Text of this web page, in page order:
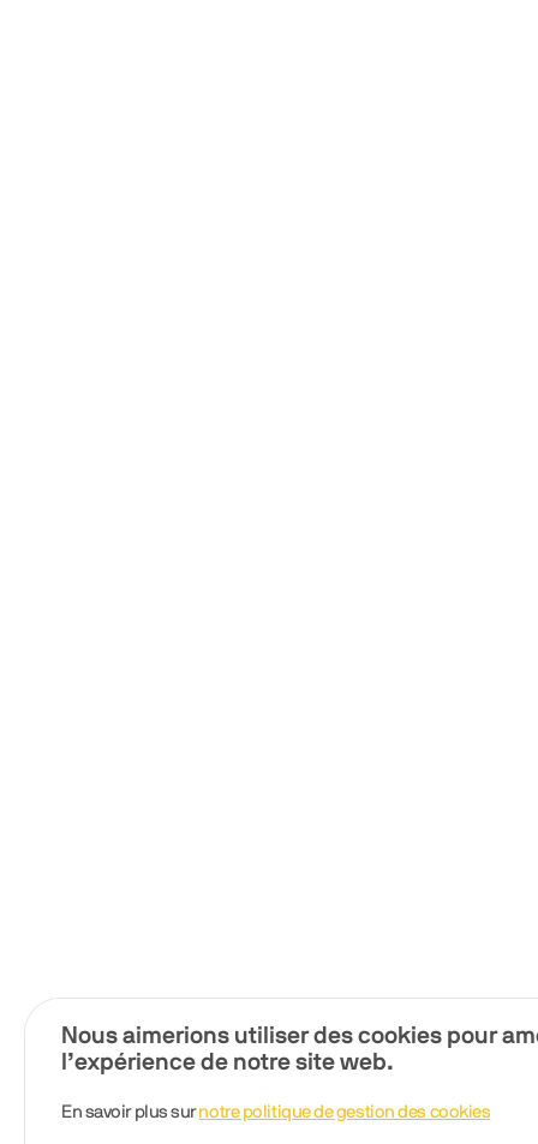
Nous aimerions utiliser des cookies pour
l’expérience de notre site web.
En savoir plus surnotre politique de gestion des cookies